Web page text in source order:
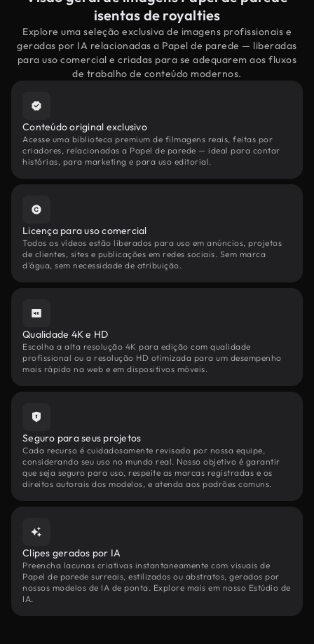
isentas de royalties
Explore uma seleção exclusiva de imagens profissionais e
geradas por IA relacionadas a Papel de parede — liberadas
para uso comercial e criadas para se adequarem aos fluxos
de trabalho de conteúdo modernos.
Conteúdo original exclusivo
Acesse uma biblioteca premium de filmagens reais, feitas por
criadores, relacionadas a Papel de parede — ideal para contar
histórias, para marketing e para uso editorial.
Licença para uso comercial
Todos os vídeos estão liberados para uso em anúncios, projetos
de clientes, sites e publicações em redes sociais. Sem marca
d'água, sem necessidade de atribuição.
Qualidade 4K e HD
Escolha a alta resolução 4K para edição com qualidade
profissional ou a resolução HD otimizada para um desempenho
mais rápido na web e em dispositivos móveis.
Seguro para seus projetos
Cada recurso é cuidadosamente revisado por nossa equipe,
considerando seu uso no mundo real. Nosso objetivo é garantir
que seja seguro para uso, respeite as marcas registradas e os
direitos autorais dos modelos, e atenda aos padrões comuns.
Clipes gerados por IA
Preencha lacunas criativas instantaneamente com visuais de
Papel de parede surreais, estilizados ou abstratos, gerados por
nossos modelos de IA de ponta. Explore mais em nosso Estúdio de
IA.